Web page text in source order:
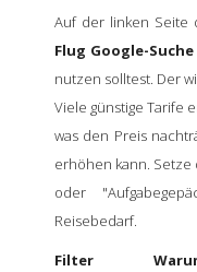
Auf der linken Seite
Flug Google-Suche
nutzen solltest. Der
Viele günstige Tarife
was den Preis
erhöhen kann. Setze
oder
Reisebedarf.
Filter